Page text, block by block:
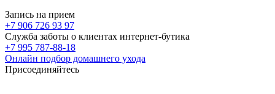
Запись на прием
+7 906 726 93 97
Служба заботы о клиентах интернет-бутика
+7 995 787-88-18
Онлайн подбор домашнего ухода
Присоединяйтесь